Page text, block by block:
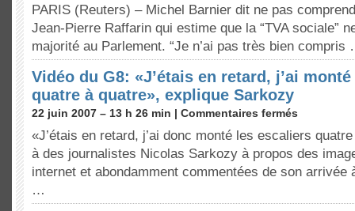
PARIS (Reuters) – Michel Barnier dit ne pas
Jean-Pierre Raffarin qui estime que la “TVA sociale”
majorité au Parlement. “Je n’ai pas très bien compris
Vidéo du G8: «J’étais en retard, j’ai
quatre à quatre», explique Sarkozy
22 juin 2007 – 13 h 26 min | Commentaires fermés
«J’étais en retard, j’ai donc monté les escaliers
à des journalistes Nicolas Sarkozy à propos des
internet et abondamment commentées de son arrivée
…